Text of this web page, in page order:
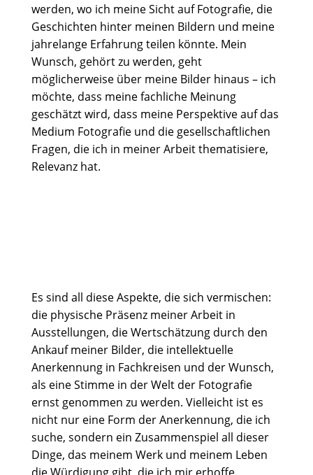
werden, wo ich meine Sicht auf Fotografie, die
Geschichten hinter meinen Bildern und meine
jahrelange Erfahrung teilen könnte. Mein
Wunsch, gehört zu werden, geht
möglicherweise über meine Bilder hinaus – ich
möchte, dass meine fachliche Meinung
geschätzt wird, dass meine Perspektive auf das
Medium Fotografie und die gesellschaftlichen
Fragen, die ich in meiner Arbeit thematisiere,
Relevanz hat.
Es sind all diese Aspekte, die sich vermischen:
die physische Präsenz meiner Arbeit in
Ausstellungen, die Wertschätzung durch den
Ankauf meiner Bilder, die intellektuelle
Anerkennung in Fachkreisen und der Wunsch,
als eine Stimme in der Welt der Fotografie
ernst genommen zu werden. Vielleicht ist es
nicht nur eine Form der Anerkennung, die ich
suche, sondern ein Zusammenspiel all dieser
Dinge, das meinem Werk und meinem Leben